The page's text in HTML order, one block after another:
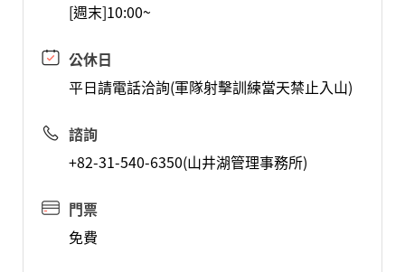
[週末]10:00~
公休日
平日請電話洽詢(軍隊射擊訓練當天禁止入山)
諮詢
+82-31-540-6350(山井湖管理事務所)
門票
免費